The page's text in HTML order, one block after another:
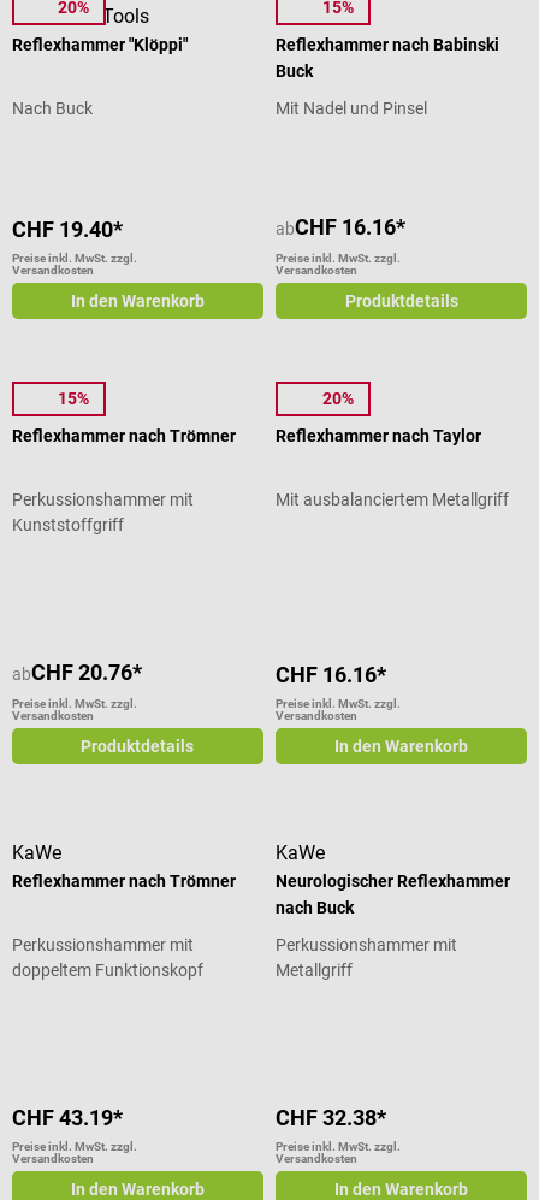
20%
DocCheck Tools
Reflexhammer "Klöppi"
Nach Buck
CHF 19.40*
Preise inkl. MwSt. zzgl.
Versandkosten
In den Warenkorb
15%
Reflexhammer nach Babinski
Buck
Mit Nadel und Pinsel
abCHF 16.16*
Preise inkl. MwSt. zzgl.
Versandkosten
Produktdetails
15%
Reflexhammer nach Trömner
Perkussionshammer mit
Kunststoffgriff
abCHF 20.76*
Preise inkl. MwSt. zzgl.
Versandkosten
Produktdetails
20%
Reflexhammer nach Taylor
Mit ausbalanciertem Metallgriff
CHF 16.16*
Preise inkl. MwSt. zzgl.
Versandkosten
In den Warenkorb
KaWe
Reflexhammer nach Trömner
Perkussionshammer mit
doppeltem Funktionskopf
CHF 43.19*
Preise inkl. MwSt. zzgl.
Versandkosten
In den Warenkorb
KaWe
Neurologischer Reflexhammer
nach Buck
Perkussionshammer mit
Metallgriff
CHF 32.38*
Preise inkl. MwSt. zzgl.
Versandkosten
In den Warenkorb